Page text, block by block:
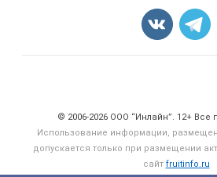
Карта объявлений
© 2006‑2026 ООО “Инлайн”. 12+
Использование информации,
допускается только при размещении
сайт fruitinfo.ru